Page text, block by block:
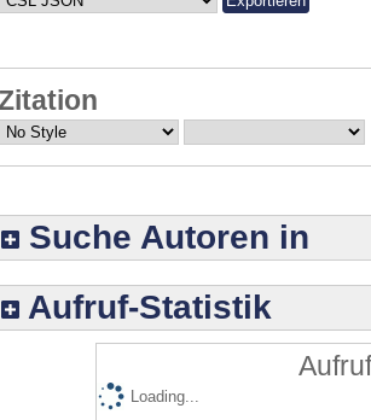
Suche Autoren in
Aufruf-Statistik
Loading...